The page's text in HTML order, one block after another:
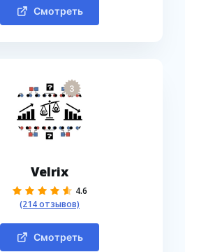
Смотреть
3
Velrix
4.6
(214 отзывов)
Смотреть